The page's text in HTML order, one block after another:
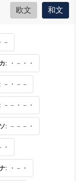
欧文 和文
－
カ: ・－・・
: －・－－
: －－・－・
ソ: －－－・
: ・－・